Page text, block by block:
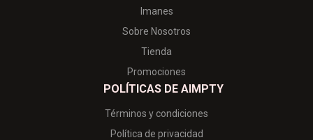
POLÍTICAS DE AIMPTY
Términos y condiciones
Política de privacidad
Imanes
Sobre Nosotros
Tienda
Promociones